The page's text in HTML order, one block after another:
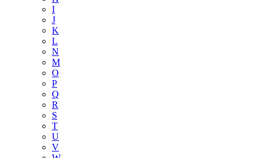
I
J
K
L
N
M
O
P
Q
R
S
T
U
V